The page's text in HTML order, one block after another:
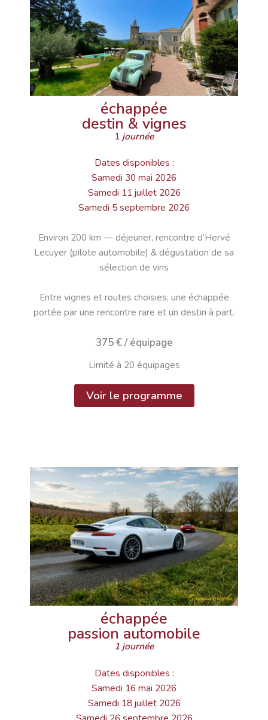
échappée
destin & vignes
1 journée
Dates disponibles :
Samedi 30 mai 2026
Samedi 11 juillet 2026
Samedi 5 septembre 2026
Environ 200 km — déjeuner, rencontre d’Hervé
Lecuyer (pilote automobile) & dégustation de sa
sélection de vins
Entre vignes et routes choisies, une échappée
portée par une rencontre rare et un destin à part.
375 € / équipage
Limité à 20 équipages
Voir le programme
échappée
passion automobile
1 journée
Dates disponibles :
Samedi 16 mai 2026
Samedi 18 juillet 2026